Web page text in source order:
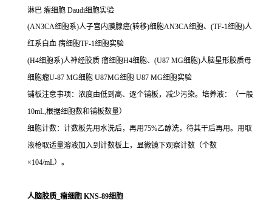
淋巴 瘤细胞 Daudi细胞实验
(AN3CA细胞系)人子宫内膜腺癌(转移)细胞AN3CA细胞、(TF-1细胞)人
红系白血 病细胞TF-1细胞实验
(H4细胞系)人神经胶质 瘤细胞H4细胞、(U87 MG细胞)人脑星形胶质母
细胞瘤U-87 MG细胞 U87MG细胞 U87 MG细胞实验
铺板注意事项：浓度由低到高、逐个铺板，减少污染。培养液：（一般
10mL,根据细胞数和铺板数量）
细胞计数：计数板先用水洗后，再用75%乙醇洗，待其干后再用。用取
液枪取适量溶液加入到计数板上，显微镜下观察计数（个数
×104/mL）。
人脑胶质_瘤细胞 KNS-89细胞